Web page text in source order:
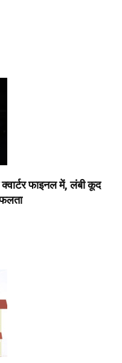
फाइनल में, लंबी कूद